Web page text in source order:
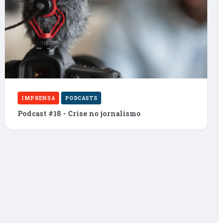
IMPRENSA PODCASTS
Podcast #18 - Crise no jornalismo